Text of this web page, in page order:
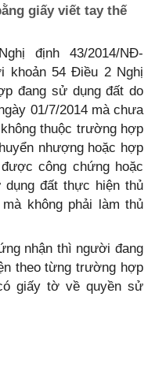
giấy viết tay thế
định 43/2014/NĐ-
khoản 54 Điều 2 Nghị
đang sử dụng đất do
01/7/2014 mà chưa
thuộc trường hợp
nhượng hoặc hợp
công chứng hoặc
đất thực hiện thủ
không phải làm thủ
nhận thì người đang
theo từng trường hợp
giấy tờ về quyền sử